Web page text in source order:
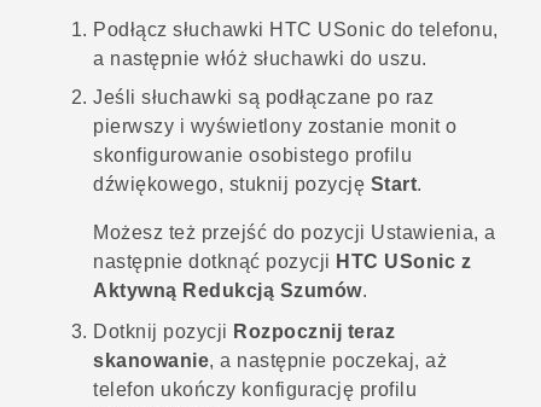
Podłącz słuchawki HTC USonic do telefonu,
a następnie włóż słuchawki do uszu.
Jeśli słuchawki są podłączane po raz
pierwszy i wyświetlony zostanie monit o
skonfigurowanie osobistego profilu
dźwiękowego, stuknij pozycję Start.
Możesz też przejść do pozycji Ustawienia, a
następnie dotknąć pozycji HTC USonic z
Aktywną Redukcją Szumów.
Dotknij pozycji Rozpocznij teraz
skanowanie, a następnie poczekaj, aż
telefon ukończy konfigurację profilu